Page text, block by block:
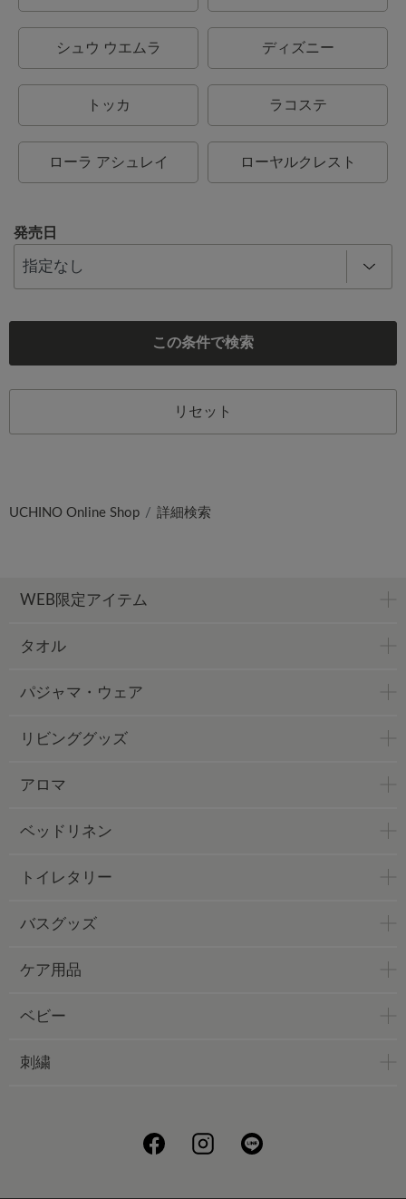
シュウ ウエムラ ディズニー
トッカ ラコステ
ローラ アシュレイ ローヤルクレスト
発売日
この条件で検索
リセット
UCHINO Online Shop 詳細検索
WEB限定アイテム
タオル
パジャマ・ウェア
リビンググッズ
アロマ
ベッドリネン
トイレタリー
バスグッズ
ケア用品
ベビー
刺繍